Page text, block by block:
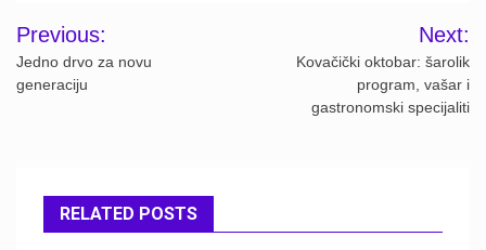
Post
navigation
Previous:
Jedno drvo za novu
generaciju
Next:
Kovačički oktobar: šarolik
program, vašar i
gastronomski specijaliti
RELATED POSTS